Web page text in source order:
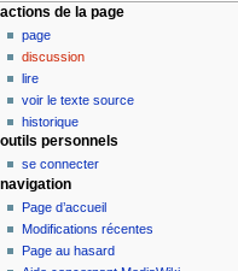
M
e
n
u
d
e
n
a
v
actions de la page
page
discussion
lire
voir le texte source
historique
outils personnels
se connecter
navigation
Page d’accueil
Modifications récentes
Page au hasard